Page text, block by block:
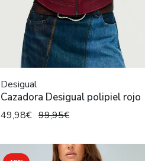
Desigual
Cazadora Desigual polipiel rojo
49,98€ 99,95€